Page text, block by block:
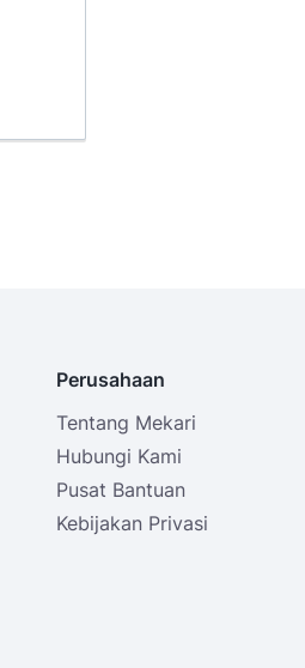
Perusahaan
Tentang Mekari
Hubungi Kami
Pusat Bantuan
Kebijakan Privasi